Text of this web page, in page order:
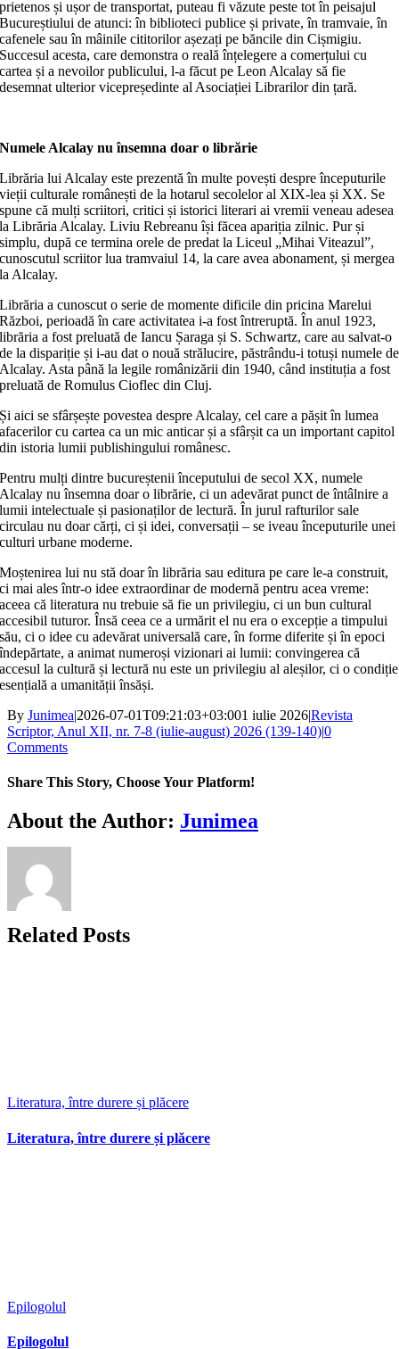
prietenos și ușor de transportat, puteau fi văzute peste tot în peisajul
Bucureștiului de atunci: în biblioteci publice și private, în tramvaie, în
cafenele sau în mâinile cititorilor așezați pe băncile din Cișmigiu.
Succesul acesta, care demonstra o reală înțelegere a comerțului cu
cartea și a nevoilor publicului, l-a făcut pe Leon Alcalay să fie
desemnat ulterior vicepreședinte al Asociației Librarilor din țară.
Numele Alcalay nu însemna doar o librărie
Librăria lui Alcalay este prezentă în multe povești despre începuturile
vieții culturale românești de la hotarul secolelor al XIX-lea și XX. Se
spune că mulți scriitori, critici și istorici literari ai vremii veneau adesea
la Librăria Alcalay. Liviu Rebreanu își făcea apariția zilnic. Pur și
simplu, după ce termina orele de predat la Liceul „Mihai Viteazul”,
cunoscutul scriitor lua tramvaiul 14, la care avea abonament, și mergea
la Alcalay.
Librăria a cunoscut o serie de momente dificile din pricina Marelui
Război, perioadă în care activitatea i-a fost întreruptă. În anul 1923,
librăria a fost preluată de Iancu Șaraga și S. Schwartz, care au salvat-o
de la dispariție și i-au dat o nouă strălucire, păstrându-i totuși numele de
Alcalay. Asta până la legile românizării din 1940, când instituția a fost
preluată de Romulus Cioflec din Cluj.
Și aici se sfârșește povestea despre Alcalay, cel care a pășit în lumea
afacerilor cu cartea ca un mic anticar și a sfârșit ca un important capitol
din istoria lumii publishingului românesc.
Pentru mulți dintre bucureștenii începutului de secol XX, numele
Alcalay nu însemna doar o librărie, ci un adevărat punct de întâlnire a
lumii intelectuale și pasionaților de lectură. În jurul rafturilor sale
circulau nu doar cărți, ci și idei, conversații – se iveau începuturile unei
culturi urbane moderne.
Moștenirea lui nu stă doar în librăria sau editura pe care le-a construit,
ci mai ales într-o idee extraordinar de modernă pentru acea vreme:
aceea că literatura nu trebuie să fie un privilegiu, ci un bun cultural
accesibil tuturor. Însă ceea ce a urmărit el nu era o excepție a timpului
său, ci o idee cu adevărat universală care, în forme diferite și în epoci
îndepărtate, a animat numeroși vizionari ai lumii: convingerea că
accesul la cultură și lectură nu este un privilegiu al aleșilor, ci o condiție
esențială a umanității însăși.
By Junimea|2026-07-01T09:21:03+03:001 iulie 2026|Revista
Scriptor, Anul XII, nr. 7-8 (iulie-august) 2026 (139-140)|0
Comments
Share This Story, Choose Your Platform!
Facebook
X
Bluesky
Reddit
LinkedIn
WhatsApp
Telegram
Tumblr
Xing
Email
Copy
Link
About the Author: Junimea
Related Posts
Literatura, între durere și plăcere
Literatura, între durere și plăcere
Epilogolul
Epilogolul